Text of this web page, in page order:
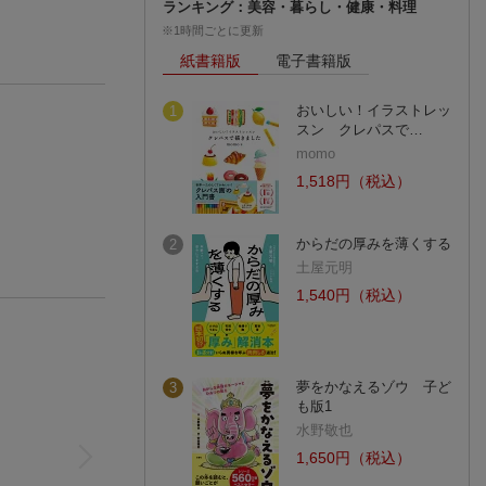
ランキング：美容・暮らし・健康・料理
※1時間ごとに更新
紙書籍版 電子書籍版
1
おいしい！イラストレッ
スン クレパスで…
momo
1,518円（税込）
2
からだの厚みを薄くする
土屋元明
1,540円（税込）
3
夢をかなえるゾウ 子ど
も版1
水野敬也
1,650円（税込）